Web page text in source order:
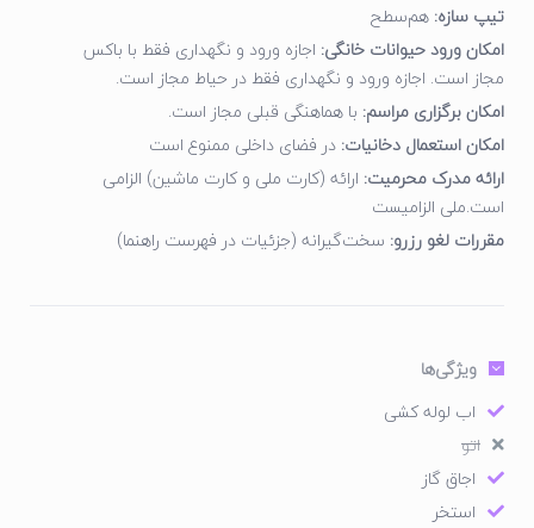
تیپ سازه: هم‌سطح
امکان ورود حیوانات خانگی: اجازه ورود و نگهداری فقط با باکس
مجاز است. اجازه ورود و نگهداری فقط در حیاط مجاز است.
امکان برگزاری مراسم: با هماهنگی قبلی مجاز است.
امکان استعمال دخانیات: در فضای داخلی ممنوع است
ارائه مدرک محرمیت: ارائه (کارت ملی و کارت ماشین) الزامی
است.ملی الزامیست
مقررات لغو رزرو: سخت‌گیرانه (جزئیات در فهرست راهنما)
ویژگی‌ها
اب لوله کشی
اتو
اجاق گاز
استخر